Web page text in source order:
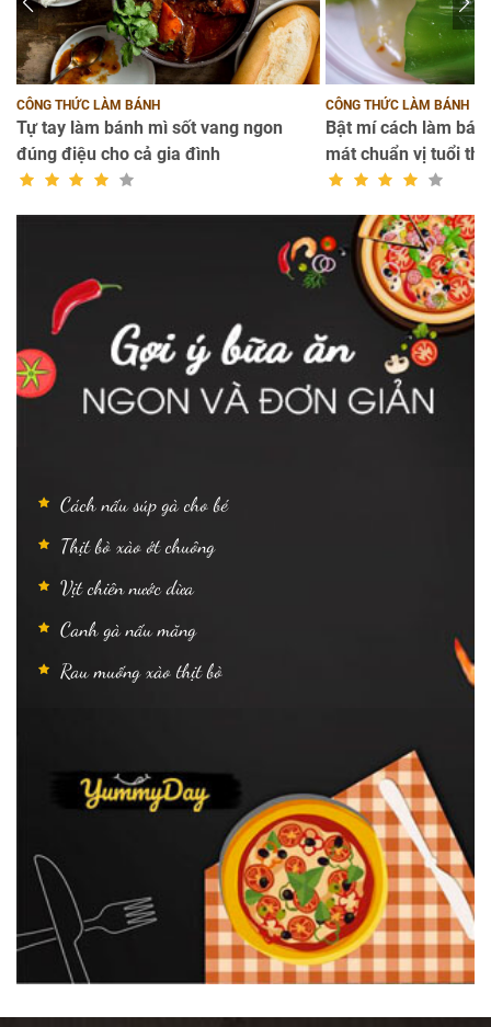
CÔNG THỨC LÀM BÁNH
Tự tay làm bánh mì sốt vang ngon
đúng điệu cho cả gia đình
CÔNG THỨC LÀM BÁNH
Bật mí cách làm
mát chuẩn vị tuổi thơ
Cách nấu súp gà cho bé
Thịt bò xào ớt chuông
Vịt chiên nước dừa
Canh gà nấu măng
Rau muống xào thịt bò